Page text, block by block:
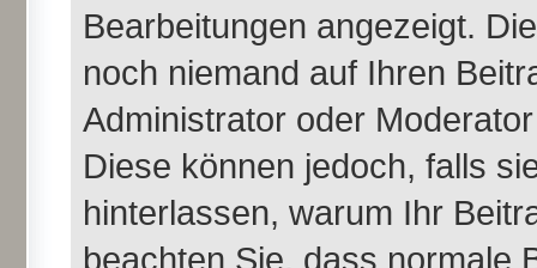
Bearbeitungen angezeigt.
noch niemand auf Ihren
Administrator oder
Diese können jedoch, falls
hinterlassen, warum Ihr
beachten Sie, dass normale